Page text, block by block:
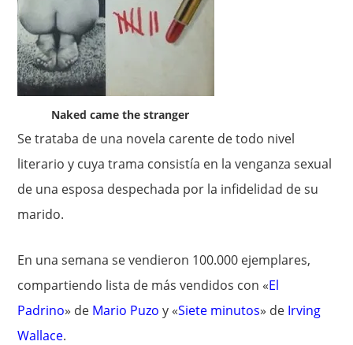
Naked came the stranger
Se trataba de una novela carente de todo nivel
literario y cuya trama consistía en la venganza sexual
de una esposa despechada por la infidelidad de su
marido.
En una semana se vendieron 100.000 ejemplares,
compartiendo lista de más vendidos con «El
Padrino» de Mario Puzo y «Siete minutos» de Irving
Wallace.